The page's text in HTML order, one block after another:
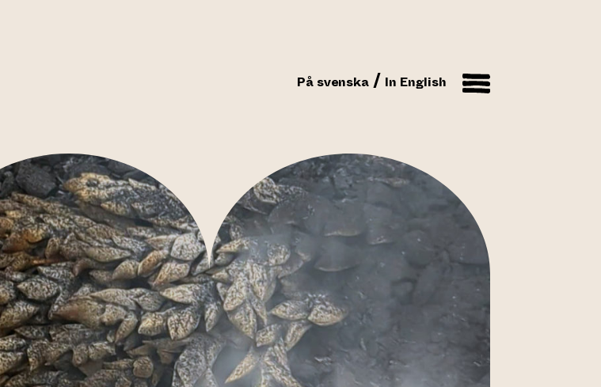
På svenska In English